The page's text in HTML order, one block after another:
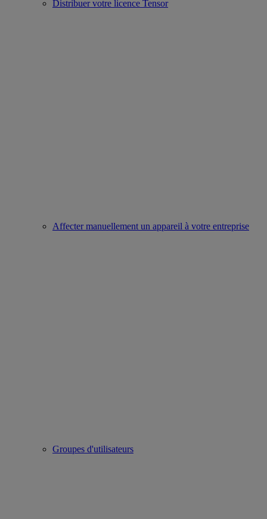
Distribuer votre licence Tensor
Affecter manuellement un appareil à votre entreprise
Groupes d'utilisateurs